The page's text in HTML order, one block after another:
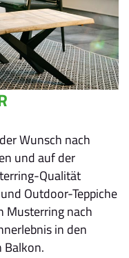
Wunsch nach
und auf der
Qualität
Outdoor-Teppiche
Musterring nach
in den
Balkon.